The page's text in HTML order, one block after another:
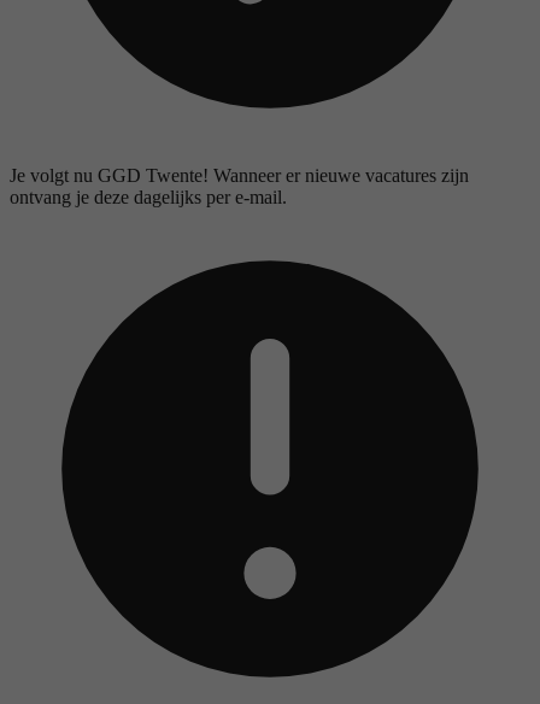
Je volgt nu GGD Twente! Wanneer er nieuwe vacatures zijn
ontvang je deze dagelijks per e-mail.